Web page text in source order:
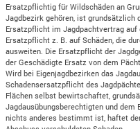
Ersatzpflichtig für Wildschäden an
Jagdbezirk gehören, ist grundsätzlich
Ersatzpflicht im Jagdpachtvertrag auf
Ersatzpflicht z. B. auf Schäden, die
ausweiten. Die Ersatzpflicht der
der Geschädigte Ersatz von dem
Wird bei Eigenjagdbezirken das
Schadensersatzpflicht des
Flächen selbst bewirtschaftet,
Jagdausübungsberechtigten und dem
nichts anderes bestimmt ist, haftet